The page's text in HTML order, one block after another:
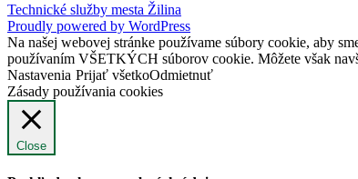
Technické služby mesta Žilina
Proudly powered by WordPress
Na našej webovej stránke používame súbory cookie, aby
používaním VŠETKÝCH súborov cookie. Môžete však
Nastavenia Prijať všetkoOdmietnuť
Zásady používania cookies
Close